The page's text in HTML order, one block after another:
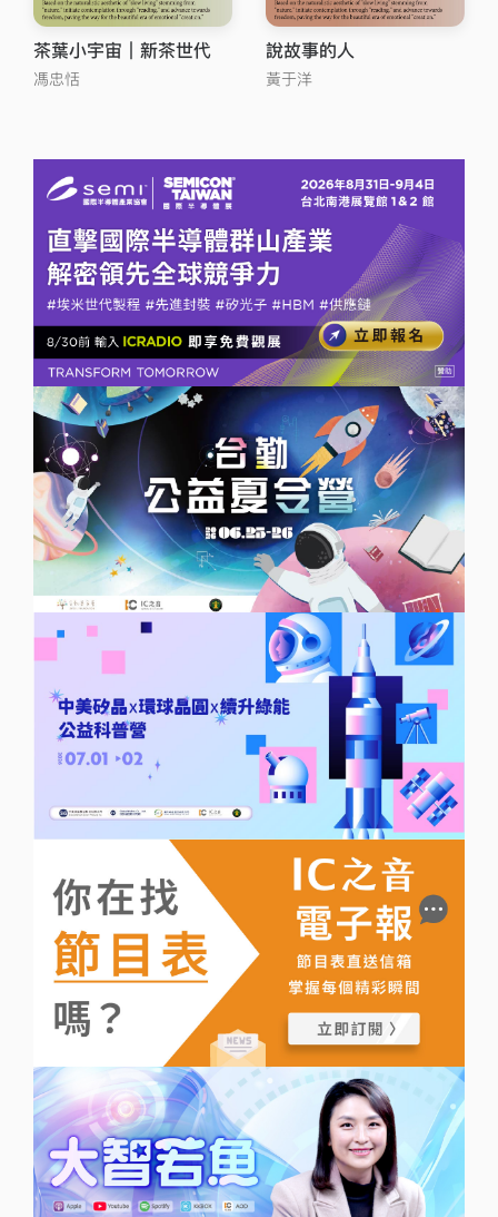
茶葉小宇宙｜新茶世代
馮忠恬
說故事的人
黃于洋